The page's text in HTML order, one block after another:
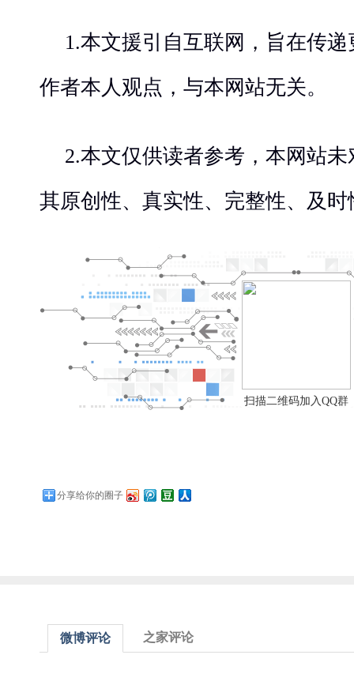
1.本文援引自互联网，旨在传
作者本人观点，与本网站无关。
2.本文仅供读者参考，本网站
其原创性、真实性、完整性、及
扫描二维码加入QQ群
分享给你的圈子
微博评论 之家评论